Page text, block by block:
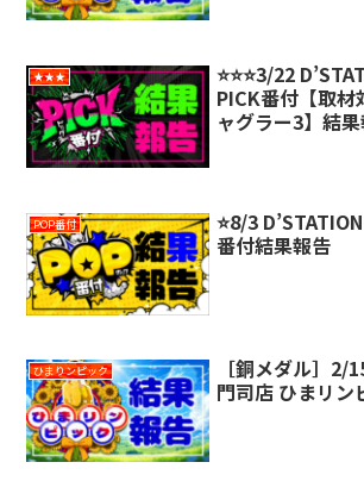
★★★
⭐️⭐️⭐️3/22
PICK番付【取
ャグラー3】結
POP番付
⭐️8/3
番付結果報告
ひまりンピック
［銅メダル］2/
門司店 ひまリン